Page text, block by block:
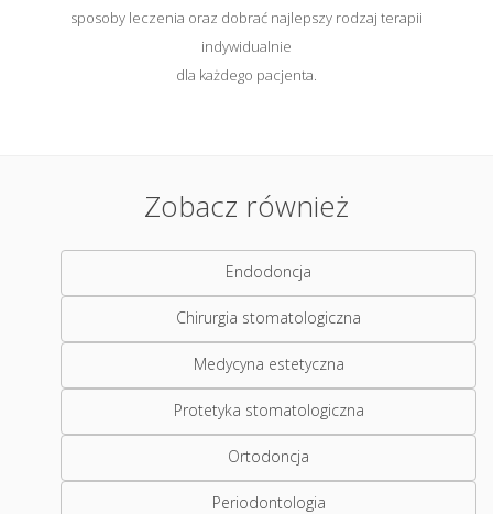
sposoby leczenia oraz dobrać najlepszy rodzaj terapii
indywidualnie
dla każdego pacjenta.
Zobacz również
Endodoncja
Chirurgia stomatologiczna
Medycyna estetyczna
Protetyka stomatologiczna
Ortodoncja
Periodontologia